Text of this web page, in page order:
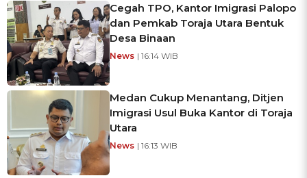
Cegah TPO, Kantor Imigrasi Palopo
dan Pemkab Toraja Utara Bentuk
Desa Binaan
News | 16:14 WIB
Medan Cukup Menantang, Ditjen
Imigrasi Usul Buka Kantor di Toraja
Utara
News | 16:13 WIB